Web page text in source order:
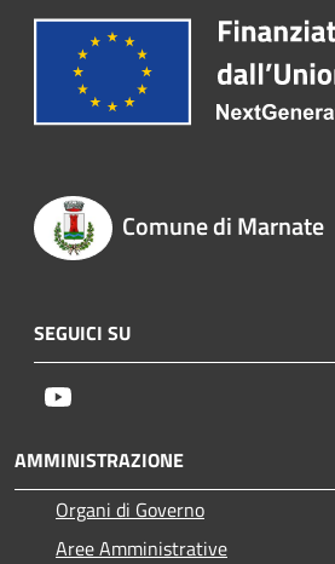
Comune di Marnate
SEGUICI SU
AMMINISTRAZIONE
Organi di Governo
Aree Amministrative